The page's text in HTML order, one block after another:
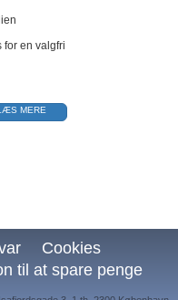
en valgfri
MERE
Cookies
til at spare penge